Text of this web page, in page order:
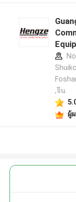
ละเ
,จีน
ผู้